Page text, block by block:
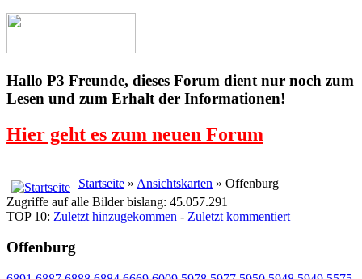
Hallo P3 Freunde, dieses Forum dient nur noch zum
Lesen und zum Erhalt der Informationen!
Hier geht es zum neuen Forum
Startseite » Ansichtskarten » Offenburg
Zugriffe auf alle Bilder bislang: 45.057.291
TOP 10: Zuletzt hinzugekommen - Zuletzt kommentiert
Offenburg